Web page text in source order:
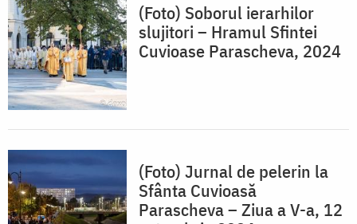
(Foto) Soborul ierarhilor
slujitori – Hramul Sfintei
Cuvioase Parascheva, 2024
(Foto) Jurnal de pelerin la
Sfânta Cuvioasă
Parascheva – Ziua a V-a, 12